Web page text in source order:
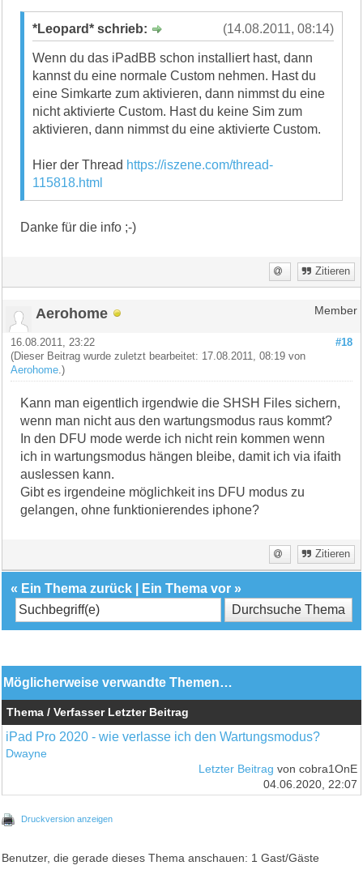
(14.08.2011, 08:14)
*Leopard* schrieb:
Wenn du das iPadBB schon installiert hast, dann
kannst du eine normale Custom nehmen. Hast du
eine Simkarte zum aktivieren, dann nimmst du eine
nicht aktivierte Custom. Hast du keine Sim zum
aktivieren, dann nimmst du eine aktivierte Custom.
Hier der Thread https://iszene.com/thread-
115818.html
Danke für die info ;-)
Zitieren
Aerohome Member
#18
16.08.2011, 23:22
(Dieser Beitrag wurde zuletzt bearbeitet: 17.08.2011, 08:19 von
Aerohome .)
Kann man eigentlich irgendwie die SHSH Files sichern,
wenn man nicht aus den wartungsmodus raus kommt?
In den DFU mode werde ich nicht rein kommen wenn
ich in wartungsmodus hängen bleibe, damit ich via ifaith
auslessen kann.
Gibt es irgendeine möglichkeit ins DFU modus zu
gelangen, ohne funktionierendes iphone?
Zitieren
« Ein Thema zurück Ein Thema vor »
Möglicherweise verwandte Themen…
Thema / Verfasser Letzter Beitrag
iPad Pro 2020 - wie verlasse ich den Wartungsmodus?
Dwayne
Letzter Beitrag von cobra1OnE
04.06.2020, 22:07
Druckversion anzeigen
Benutzer, die gerade dieses Thema anschauen: 1 Gast/Gäste